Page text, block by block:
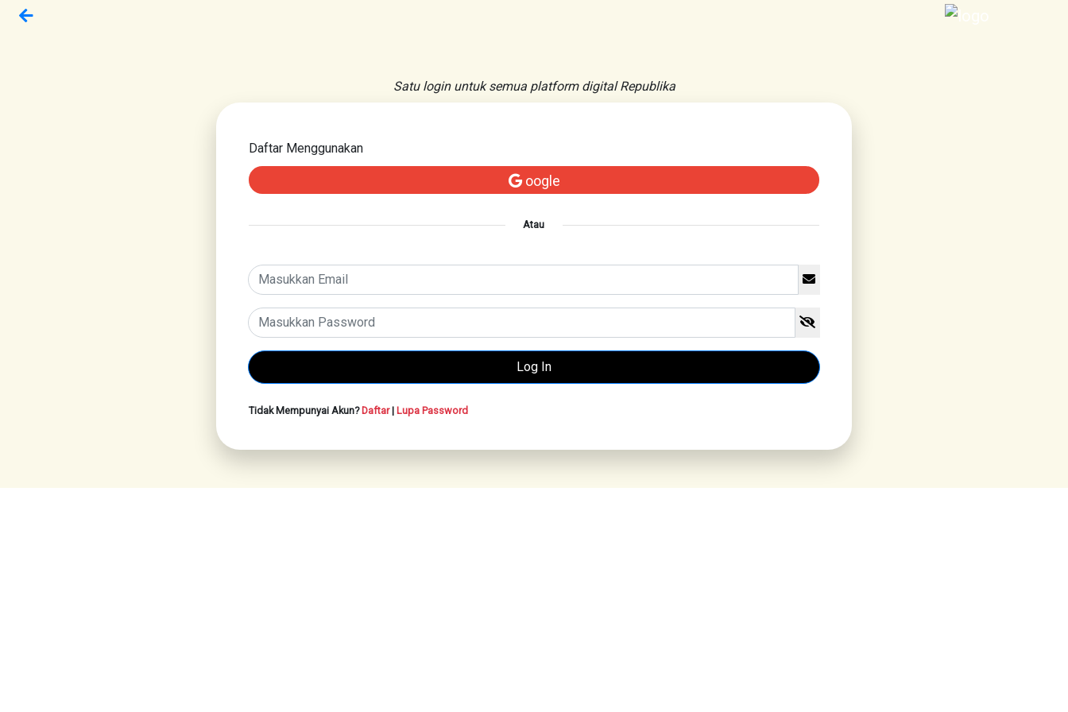
Satu login untuk semua platform digital Republika
Daftar Menggunakan
oogle
Atau
Tidak Mempunyai Akun?Daftar| Lupa Password